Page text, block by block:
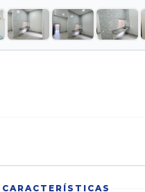
CARACTERÍSTICAS